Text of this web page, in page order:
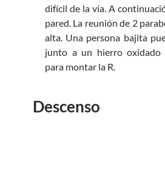
difícil de la vía. A
pared. La reunión de 2
alta. Una persona bajita
junto a un hierro oxidado
para montar la R.
Descenso